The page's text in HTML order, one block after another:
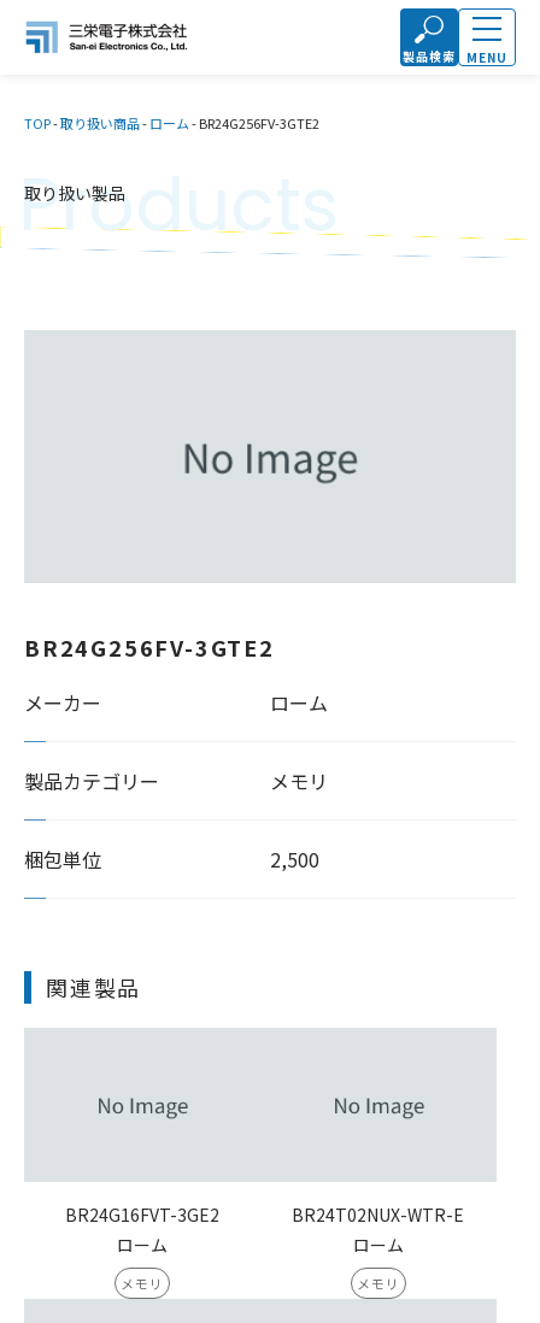
製品検索 MENU
TOP-取り扱い商品-ローム-BR24G256FV-3GTE2
取り扱い製品
Products
BR24G256FV-3GTE2
メーカー ローム
製品カテゴリー メモリ
梱包単位 2,500
関連製品
BR24G16FVT-3GE2
ローム
メモリ
BR24T02NUX-WTR-E
ローム
メモリ